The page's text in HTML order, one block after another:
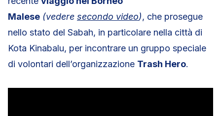
Malese (vedere secondo video), che prosegue
nello stato del Sabah, in particolare nella città di
Kota Kinabalu, per incontrare un gruppo speciale
di volontari dell’organizzazione Trash Hero.